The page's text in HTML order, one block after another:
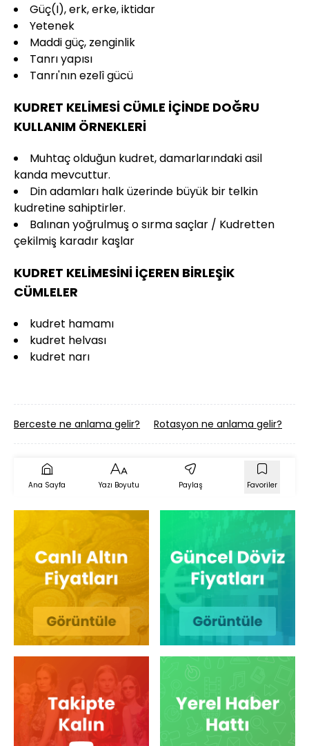
Güç(I), erk, erke, iktidar
Yetenek
Maddi güç, zenginlik
Tanrı yapısı
Tanrı'nın ezelî gücü
KUDRET KELİMESİ CÜMLE İÇİNDE DOĞRU
KULLANIM ÖRNEKLERİ
Muhtaç olduğun kudret, damarlarındaki asil
kanda mevcuttur.
Din adamları halk üzerinde büyük bir telkin
kudretine sahiptirler.
Balınan yoğrulmuş o sırma saçlar / Kudretten
çekilmiş karadır kaşlar
KUDRET KELİMESİNİ İÇEREN BİRLEŞİK
CÜMLELER
kudret hamamı
kudret helvası
kudret narı
Berceste ne anlama gelir? Rotasyon ne anlama gelir?
Ana Sayfa Yazı Boyutu Paylaş Favoriler